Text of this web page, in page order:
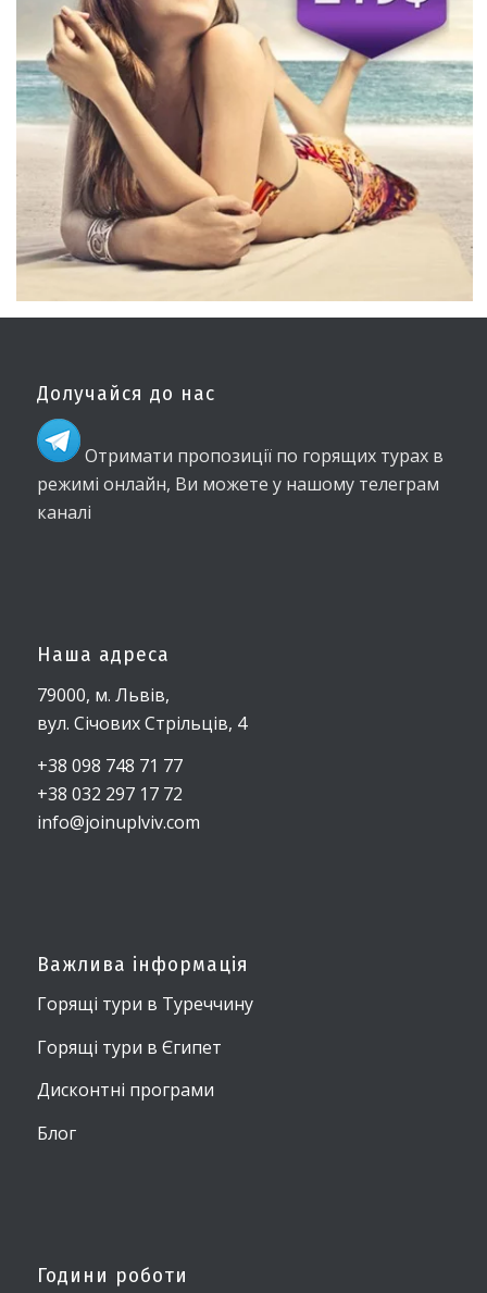
Долучайся до нас
Отримати пропозиції по горящих турах в
режимі онлайн, Ви можете у нашому телеграм
каналі
Наша адреса
79000, м. Львів,
вул. Січових Стрільців, 4
+38 098 748 71 77
+38 032 297 17 72
info@joinuplviv.com
Важлива інформація
Горящі тури в Туреччину
Горящі тури в Єгипет
Дисконтні програми
Блог
Години роботи